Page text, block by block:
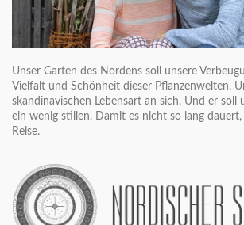
Unser Garten des Nordens soll unsere
Vielfalt und Schönheit dieser Pflanzenwelten.
skandinavischen Lebensart an sich. Und er soll
ein wenig stillen. Damit es nicht so lang
Reise.